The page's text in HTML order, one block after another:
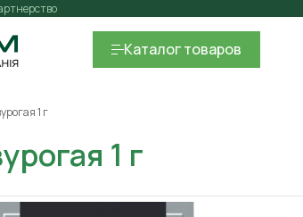
Каталогтоваров
1 г
1 г